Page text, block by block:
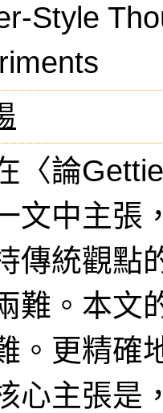
Style
〈論
文中主張
傳統觀點
難。本文
。更精確
心主張是